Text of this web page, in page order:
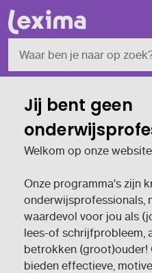
Jij bent geen
Welkom op onze
Onze programma's zijn
onderwijsprofessionals,
waardevol voor jou als
lees-of schrijfprobleem,
betrokken (groot)ouder!
bieden effectieve,